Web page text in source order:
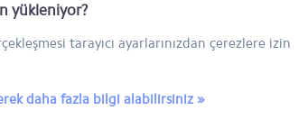
yükleniyor?
tarayıcı ayarlarınızdan çerezlere izin
daha fazla bilgi alabilirsiniz »